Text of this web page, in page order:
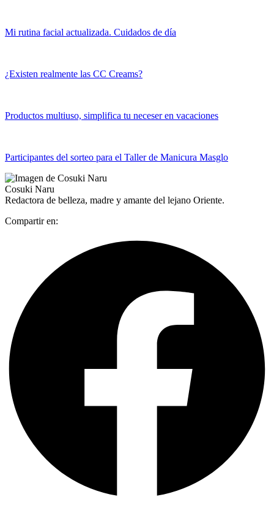
Mi rutina facial actualizada. Cuidados de día
¿Existen realmente las CC Creams?
Productos multiuso, simplifica tu neceser en vacaciones
Participantes del sorteo para el Taller de Manicura Masglo
Cosuki Naru
Redactora de belleza, madre y amante del lejano Oriente.
Compartir en: